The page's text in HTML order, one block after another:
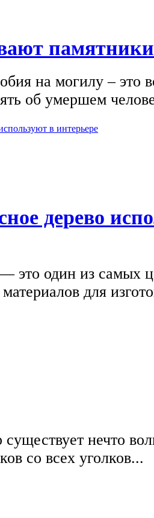
на могилу – это
об умершем
дерево
это один из самых
для
нечто
со всех уголков...